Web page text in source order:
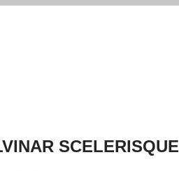
SCELERISQUE